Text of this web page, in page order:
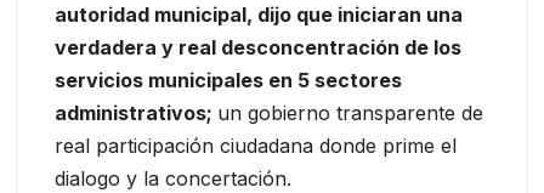
autoridad municipal, dijo que iniciaran una
verdadera y real desconcentración de los
servicios municipales en 5 sectores
administrativos; un gobierno transparente de
real participación ciudadana donde prime el
dialogo y la concertación.